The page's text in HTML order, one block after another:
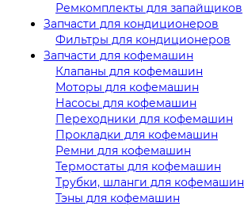
Ремкомплекты для запайщиков
Запчасти для кондиционеров
Фильтры для кондиционеров
Запчасти для кофемашин
Клапаны для кофемашин
Моторы для кофемашин
Насосы для кофемашин
Переходники для кофемашин
Прокладки для кофемашин
Ремни для кофемашин
Термостаты для кофемашин
Трубки, шланги для кофемашин
Тэны для кофемашин